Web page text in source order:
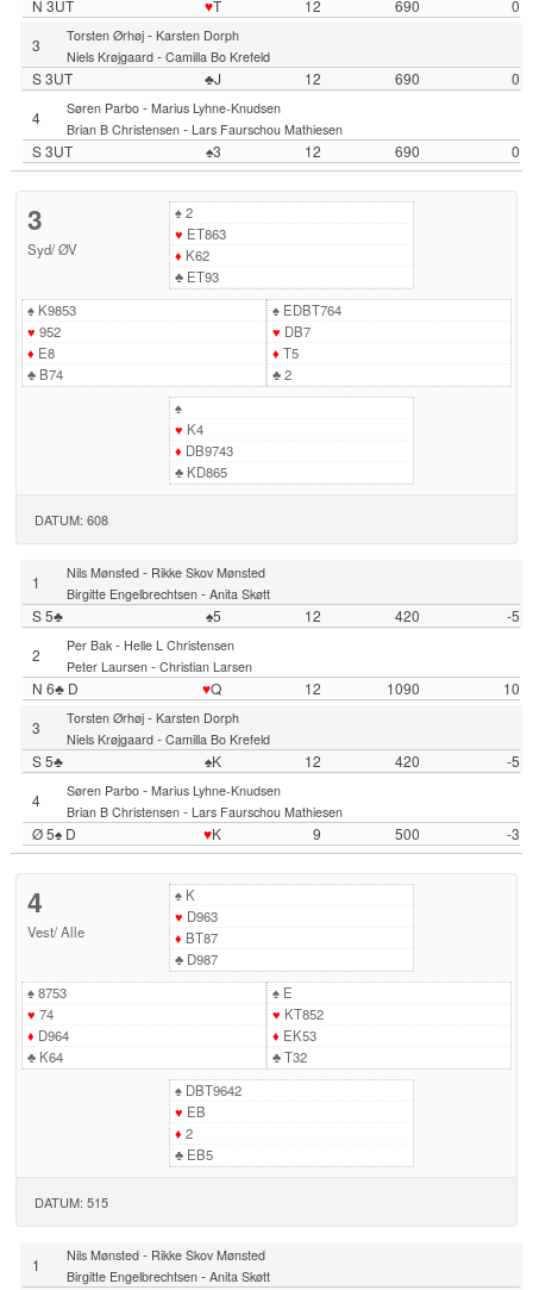
N 3UT ♥T 12 690
0
3
Torsten Ørhøj- Karsten Dorph
Niels Krøjgaard- Camilla Bo Krefeld
S 3UT ♣J 12 690
0
4
Søren Parbo- Marius Lyhne-Knudsen
Brian B Christensen- Lars Faurschou Mathiesen
S 3UT ♠3 12 690 0
3
Syd/ØV
♠2
♥ ET863
♦ K62
♣ET93
♠K9853
♥ 952
♦ E8
♣B74
♠EDBT764
♥ DB7
♦ T5
♣2
♠
♥ K4
♦ DB9743
♣KD865
DATUM: 608
1 Nils Mønsted- Rikke Skov Mønsted
Birgitte Engelbrechtsen- Anita Skøtt
S 5♣ ♠5 12 420
-5
2
Per Bak- Helle L Christensen
Peter Laursen- Christian Larsen
N 6♣ D ♥Q 12 1090
10
3
Torsten Ørhøj- Karsten Dorph
Niels Krøjgaard- Camilla Bo Krefeld
S 5♣ ♠K 12 420
-5
4
Søren Parbo- Marius Lyhne-Knudsen
Brian B Christensen- Lars Faurschou Mathiesen
Ø 5♠ D ♥K 9 500 -3
4
Vest/Alle
♠K
♥ D963
♦ BT87
♣D987
♠8753
♥ 74
♦ D964
♣K64
♠E
♥ KT852
♦ EK53
♣T32
♠DBT9642
♥ EB
♦ 2
♣EB5
DATUM: 515
1 Nils Mønsted- Rikke Skov Mønsted
Birgitte Engelbrechtsen- Anita Skøtt